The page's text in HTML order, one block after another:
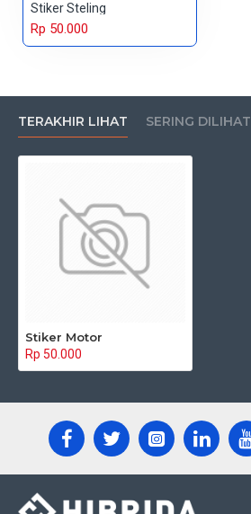
Stiker Steling
Rp 50.000
TERAKHIR LIHAT SERING DILIHAT
Stiker Motor
Rp 50.000